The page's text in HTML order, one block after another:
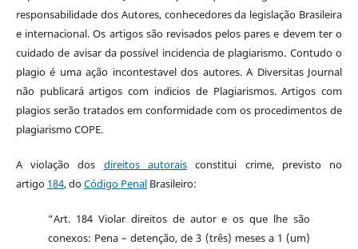
responsabilidade dos Autores, conhecedores da legislação Brasileira
e internacional. Os artigos são revisados pelos pares e devem ter o
cuidado de avisar da possível incidencia de plagiarismo. Contudo o
plagio é uma ação incontestavel dos autores. A Diversitas Journal
não publicará artigos com indicios de Plagiarismos. Artigos com
plagios serão tratados em conformidade com os procedimentos de
plagiarismo COPE.
A violação dos direitos autorais constitui crime, previsto no
artigo 184, doCódigo PenalBrasileiro:
“Art. 184 Violar direitos de autor e os que lhe são
conexos: Pena – detenção, de 3 (três) meses a 1 (um)